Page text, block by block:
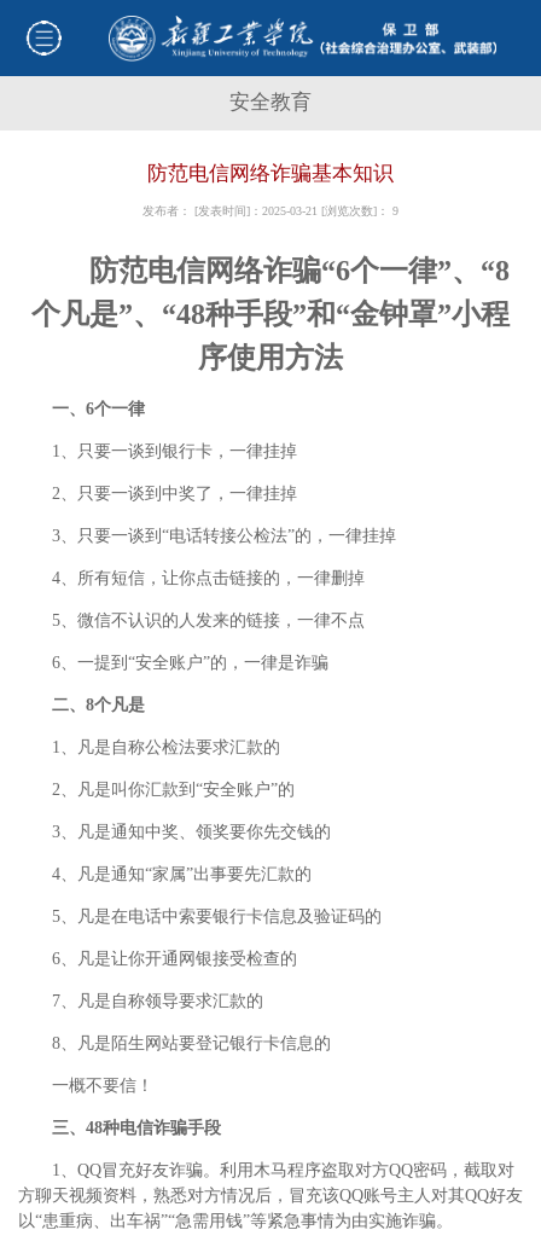
安全教育
防范电信网络诈骗基本知识
发布者： [发表时间]：2025-03-21 [浏览次数]： 9
防范电信网络诈骗“6个一律”、“8
个凡是”、“48种手段”和“金钟罩”小程
序使用方法
一、6个一律
1、只要一谈到银行卡，一律挂掉
2、只要一谈到中奖了，一律挂掉
3、只要一谈到“电话转接公检法”的，一律挂掉
4、所有短信，让你点击链接的，一律删掉
5、微信不认识的人发来的链接，一律不点
6、一提到“安全账户”的，一律是诈骗
二、8个凡是
1、凡是自称公检法要求汇款的
2、凡是叫你汇款到“安全账户”的
3、凡是通知中奖、领奖要你先交钱的
4、凡是通知“家属”出事要先汇款的
5、凡是在电话中索要银行卡信息及验证码的
6、凡是让你开通网银接受检查的
7、凡是自称领导要求汇款的
8、凡是陌生网站要登记银行卡信息的
一概不要信！
三、48种电信诈骗手段
1、QQ冒充好友诈骗。利用木马程序盗取对方QQ密码，截取对
方聊天视频资料，熟悉对方情况后，冒充该QQ账号主人对其QQ好友
以“患重病、出车祸”“急需用钱”等紧急事情为由实施诈骗。